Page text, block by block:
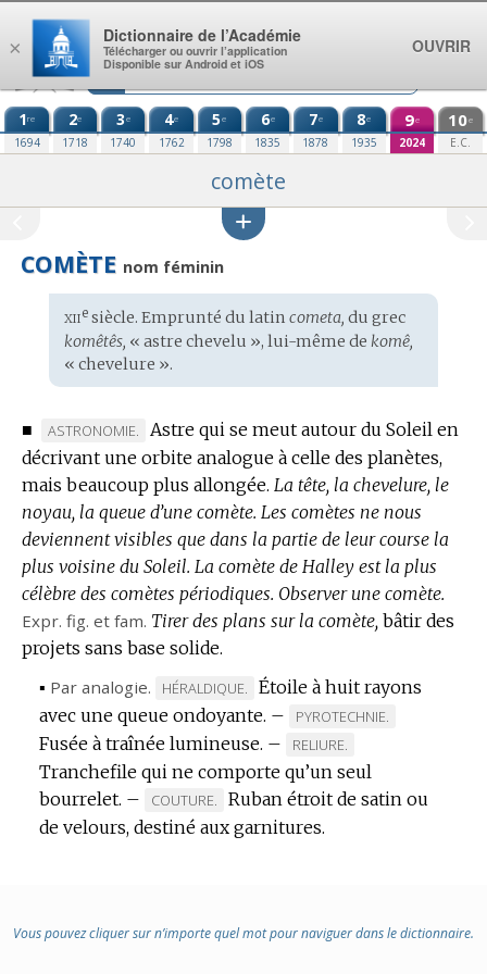
Aller au contenu
1re
1694
2e
1718
3e
1740
4e
1762
5e
1798
6e
1835
7e
1878
8e
1935
9e
2024
10e
E.C.
comète
COMÈTE nom féminin
Étymologie
:
xiiesiècle. Emprunté du latin cometa, du grec
komêtês, « astre chevelu », lui-même de komê,
« chevelure ».
■
MARQUE
DE
DOMAINE
:
ASTRONOMIE.
Astre qui se meut autour du Soleil en
décrivant une orbite analogue à celle des planètes,
mais beaucoup plus allongée. La tête, la chevelure, le
noyau, la queue d’une comète. Les comètes ne nous
deviennent visibles que dans la partie de leur course la
plus voisine du Soleil. La comète de Halley est la plus
célèbre des comètes périodiques. Observer une comète.
Expr. fig. et fam. Tirer des plans sur la comète, bâtir des
projets sans base solide.
▪ Par analogie.
MARQUE
DE
DOMAINE
:
HÉRALDIQUE.
Étoile à huit rayons
avec une queue ondoyante. –
MARQUE
DE
DOMAINE
:
PYROTECHNIE.
Fusée à traînée lumineuse. –
MARQUE
DE
DOMAINE
:
RELIURE.
Tranchefile qui ne comporte qu’un seul
bourrelet. –
MARQUE
DE
COUTURE.
Ruban étroit de satin ou
de velours, destiné aux garnitures.
Vous pouvez cliquer sur n’importe quel mot pour naviguer dans le dictionnaire.
×
Dictionnaire de l’Académie
Télécharger ou ouvrir l’application
Disponible sur Android et iOS
OUVRIR